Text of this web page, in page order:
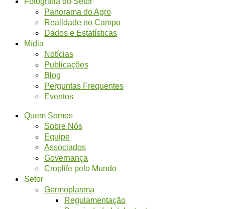
Panorama do Agro
Realidade no Campo
Dados e Estatísticas
Mídia
Notícias
Publicações
Blog
Perguntas Frequentes
Eventos
Quem Somos
Sobre Nós
Equipe
Associados
Governança
Croplife pelo Mundo
Setor
Germoplasma
Regulamentação